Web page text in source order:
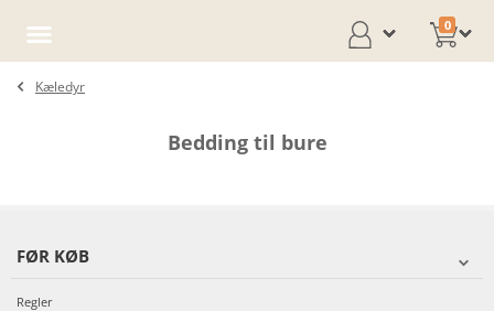
0
Kæledyr
Bedding til bure
FØR KØB
Regler